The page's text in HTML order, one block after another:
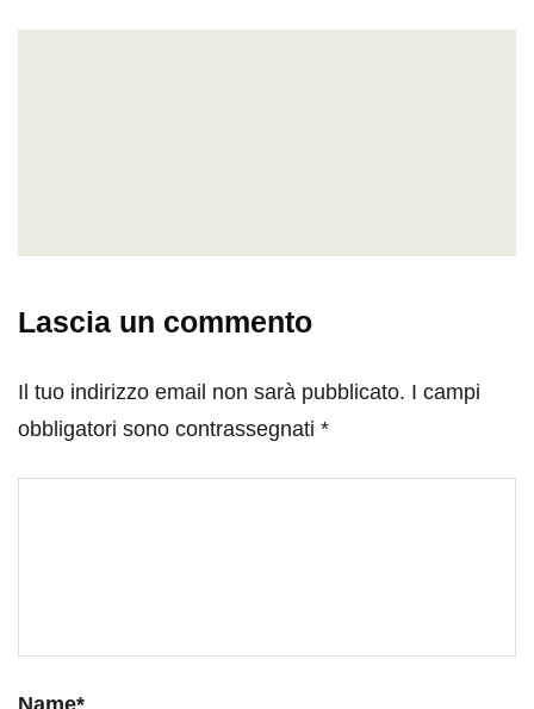
Lascia un commento
Il tuo indirizzo email non sarà pubblicato. I campi
obbligatori sono contrassegnati *